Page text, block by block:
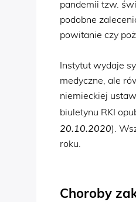
pandemii tzw.
podobne
powitanie czy
Instytut wydaje
medyczne, ale
niemieckiej
biuletynu RKI
20.10.2020).
roku.
Choroby